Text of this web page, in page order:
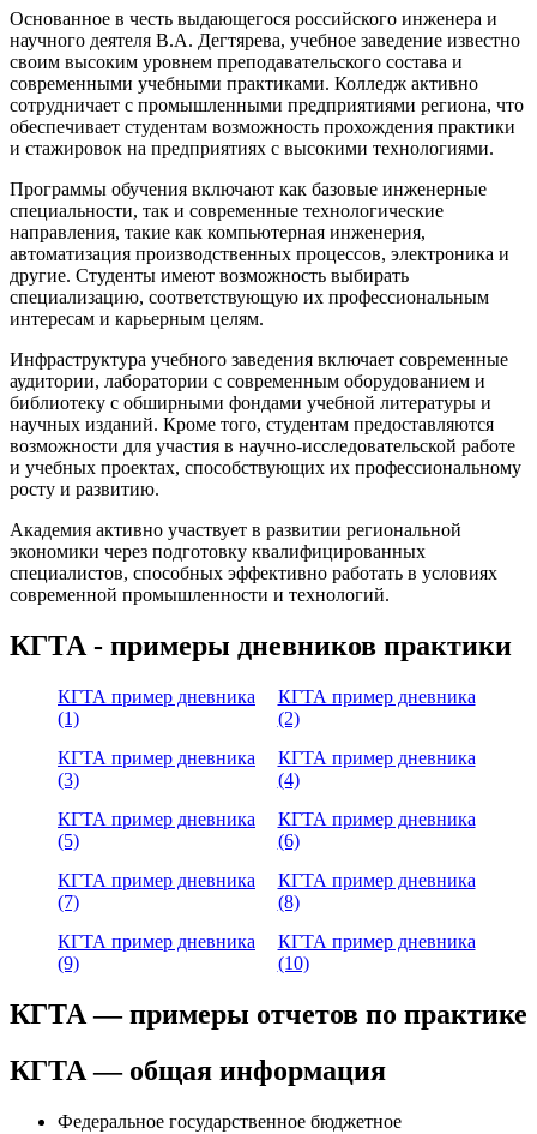
Основанное в честь выдающегося российского инженера и
научного деятеля В.А. Дегтярева, учебное заведение известно
своим высоким уровнем преподавательского состава и
современными учебными практиками. Колледж активно
сотрудничает с промышленными предприятиями региона, что
обеспечивает студентам возможность прохождения практики
и стажировок на предприятиях с высокими технологиями.
Программы обучения включают как базовые инженерные
специальности, так и современные технологические
направления, такие как компьютерная инженерия,
автоматизация производственных процессов, электроника и
другие. Студенты имеют возможность выбирать
специализацию, соответствующую их профессиональным
интересам и карьерным целям.
Инфраструктура учебного заведения включает современные
аудитории, лаборатории с современным оборудованием и
библиотеку с обширными фондами учебной литературы и
научных изданий. Кроме того, студентам предоставляются
возможности для участия в научно-исследовательской работе
и учебных проектах, способствующих их профессиональному
росту и развитию.
Академия активно участвует в развитии региональной
экономики через подготовку квалифицированных
специалистов, способных эффективно работать в условиях
современной промышленности и технологий.
КГТА - примеры дневников практики
КГТА пример дневника
(1)
КГТА пример дневника
(2)
КГТА пример дневника
(3)
КГТА пример дневника
(4)
КГТА пример дневника
(5)
КГТА пример дневника
(6)
КГТА пример дневника
(7)
КГТА пример дневника
(8)
КГТА пример дневника
(9)
КГТА пример дневника
(10)
КГТА — примеры отчетов по практике
КГТА — общая информация
Федеральное государственное бюджетное